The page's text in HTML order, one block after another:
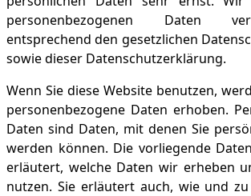
personenbezogenen Daten
entsprechend den gesetzlichen
sowie dieser Datenschutzerklärung.
Wenn Sie diese Website benutzen,
personenbezogene Daten erhoben.
Daten sind Daten, mit denen Sie
werden können. Die vorliegende
erläutert, welche Daten wir erheben
nutzen. Sie erläutert auch, wie und